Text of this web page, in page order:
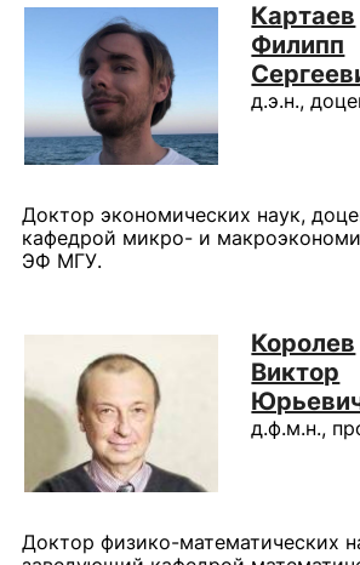
Картаев
Филипп
д.э.н.,
Доктор экономических наук,
кафедрой микро- и
ЭФ МГУ.
Королев
Виктор
д.ф.м.н.,
Доктор физико-математических